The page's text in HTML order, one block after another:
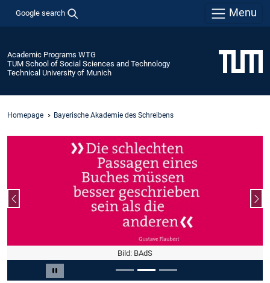
Google search Menu
Academic Programs WTG
TUM School of Social Sciences and Technology
Technical University of Munich
Homepage Bayerische Akademie des Schreibens
Pause carousel
Bild: BAdS
Previous slide
Slide 2 of 3